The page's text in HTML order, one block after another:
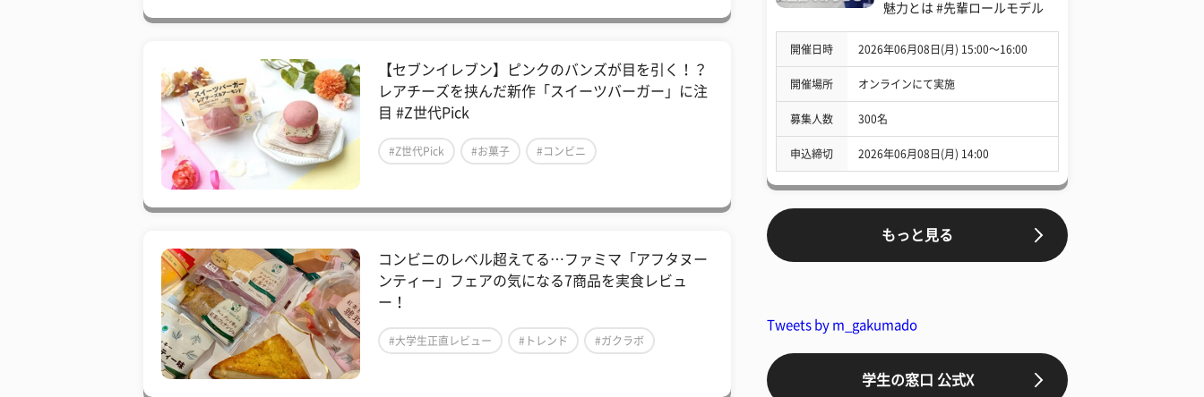
【セブンイレブン】ピンクのバンズが目を引く！？
レアチーズを挟んだ新作「スイーツバーガー」に注
目 #Z世代Pick
#Z世代Pick #お菓子 #コンビニ
コンビニのレベル超えてる…ファミマ「アフタヌー
ンティー」フェアの気になる7商品を実食レビュ
ー！
#大学生正直レビュー #トレンド #ガクラボ
魅力とは #先輩ロールモデル
開催日時 2026年06月08日(月) 15:00〜16:00
開催場所 オンラインにて実施
募集人数 300名
申込締切 2026年06月08日(月) 14:00
もっと見る
Tweets by m_gakumado
学生の窓口 公式X